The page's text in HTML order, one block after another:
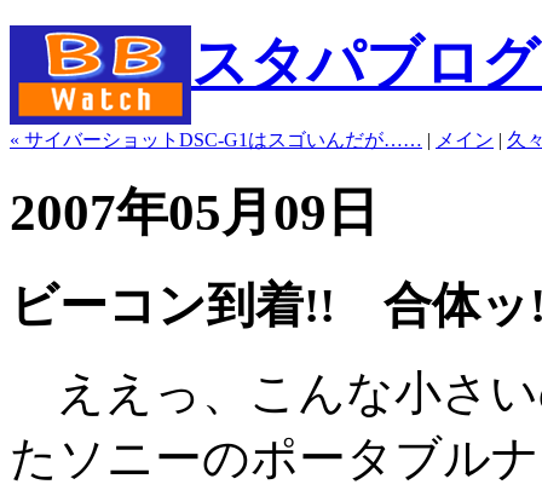
スタパブロ
« サイバーショットDSC-G1はスゴいんだが…… | メイン | 久
2007年05月09日
ビーコン到着!! 合体
ええっ、こんな小さ
たソニーのポータブル